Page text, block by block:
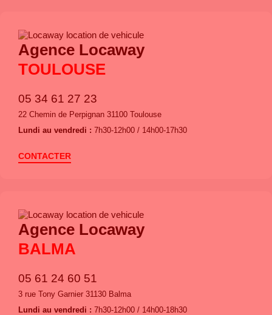
Agence Locaway
TOULOUSE
05 34 61 27 23
22 Chemin de Perpignan 31100 Toulouse
Lundi au vendredi : 7h30-12h00 / 14h00-17h30
CONTACTER
Agence Locaway
BALMA
05 61 24 60 51
3 rue Tony Garnier 31130 Balma
Lundi au vendredi : 7h30-12h00 / 14h00-18h30